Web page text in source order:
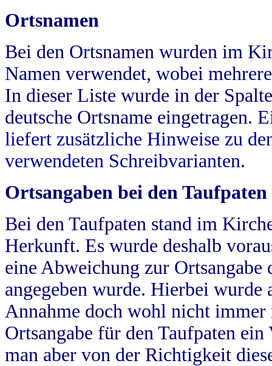
Ortsnamen
Bei den Ortsnamen wurden im
Namen verwendet, wobei
In dieser Liste wurde in der
deutsche Ortsname eingetragen.
liefert zusätzliche Hinweise zu
verwendeten Schreibvarianten.
Ortsangaben bei den Taufpaten
Bei den Taufpaten stand im
Herkunft. Es wurde deshalb
eine Abweichung zur
angegeben wurde. Hierbei wurde
Annahme doch wohl nicht
Ortsangabe für den Taufpaten
man aber von der Richtigkeit